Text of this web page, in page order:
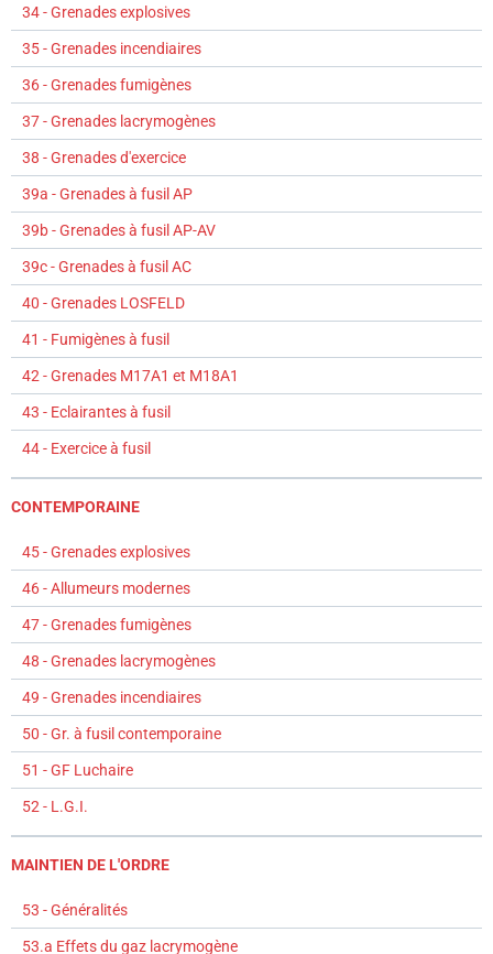
34 - Grenades explosives
35 - Grenades incendiaires
36 - Grenades fumigènes
37 - Grenades lacrymogènes
38 - Grenades d'exercice
39a - Grenades à fusil AP
39b - Grenades à fusil AP-AV
39c - Grenades à fusil AC
40 - Grenades LOSFELD
41 - Fumigènes à fusil
42 - Grenades M17A1 et M18A1
43 - Eclairantes à fusil
44 - Exercice à fusil
CONTEMPORAINE
45 - Grenades explosives
46 - Allumeurs modernes
47 - Grenades fumigènes
48 - Grenades lacrymogènes
49 - Grenades incendiaires
50 - Gr. à fusil contemporaine
51 - GF Luchaire
52 - L.G.I.
MAINTIEN DE L'ORDRE
53 - Généralités
53.a Effets du gaz lacrymogène